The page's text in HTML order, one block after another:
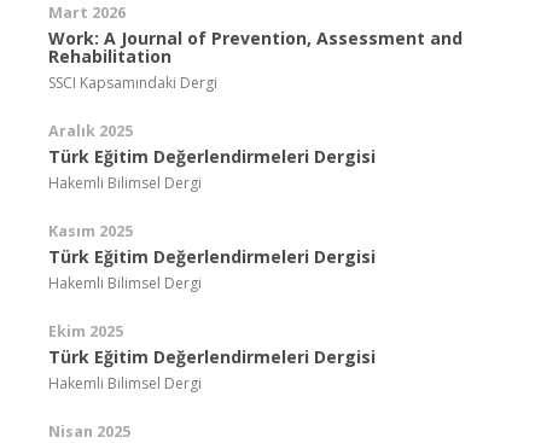
Mart 2026
Work: A Journal of Prevention, Assessment and
Rehabilitation
SSCI Kapsamındaki Dergi
Aralık 2025
Türk Eğitim Değerlendirmeleri Dergisi
Hakemli Bilimsel Dergi
Kasım 2025
Türk Eğitim Değerlendirmeleri Dergisi
Hakemli Bilimsel Dergi
Ekim 2025
Türk Eğitim Değerlendirmeleri Dergisi
Hakemli Bilimsel Dergi
Nisan 2025